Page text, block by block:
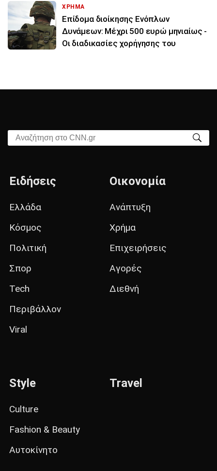
ΧΡΗΜΑ
Επίδομα διοίκησης Ενόπλων
Δυνάμεων: Μέχρι 500 ευρώ μηνιαίως -
Οι διαδικασίες χορήγησης του
Αναζήτηση στο CNN.gr
Ειδήσεις
Ελλάδα
Κόσμος
Πολιτική
Σπορ
Tech
Περιβάλλον
Viral
Οικονομία
Ανάπτυξη
Χρήμα
Επιχειρήσεις
Αγορές
Διεθνή
Style
Culture
Fashion & Beauty
Αυτοκίνητο
Travel